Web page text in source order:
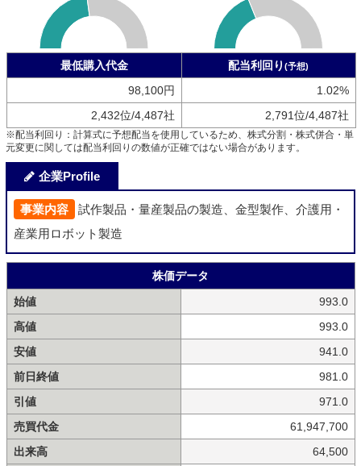
最低購入代金 配当利回り (予想)
98,100円
1.02%
2,432位/4,487社
2,791位/4,487社
※配当利回り：計算式に予想配当を使用しているため、株式分割・株式併合・単
元変更に関しては配当利回りの数値が正確ではない場合があります。
企業Profile
事業内容
試作製品・量産製品の製造、金型製作、介護用・
産業用ロボット製造
株価データ
始値
993.0
高値
993.0
安値
941.0
前日終値
981.0
引値
971.0
売買代金
61,947,700
出来高
64,500